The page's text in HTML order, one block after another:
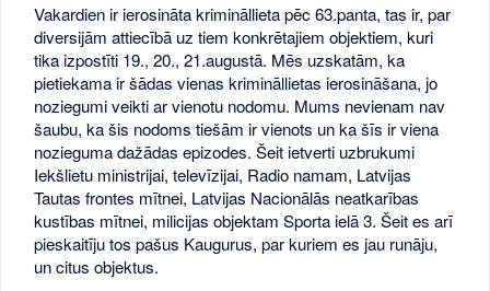
Vakardien ir ierosināta krimināllieta pēc 63.panta, tas ir, par
diversijām attiecībā uz tiem konkrētajiem objektiem, kuri
tika izpostīti 19., 20., 21.augustā. Mēs uzskatām, ka
pietiekama ir šādas vienas krimināllietas ierosināšana, jo
noziegumi veikti ar vienotu nodomu. Mums nevienam nav
šaubu, ka šis nodoms tiešām ir vienots un ka šīs ir viena
nozieguma dažādas epizodes. Šeit ietverti uzbrukumi
Iekšlietu ministrijai, televīzijai, Radio namam, Latvijas
Tautas frontes mītnei, Latvijas Nacionālās neatkarības
kustības mītnei, milicijas objektam Sporta ielā 3. Šeit es arī
pieskaitīju tos pašus Kaugurus, par kuriem es jau runāju,
un citus objektus.